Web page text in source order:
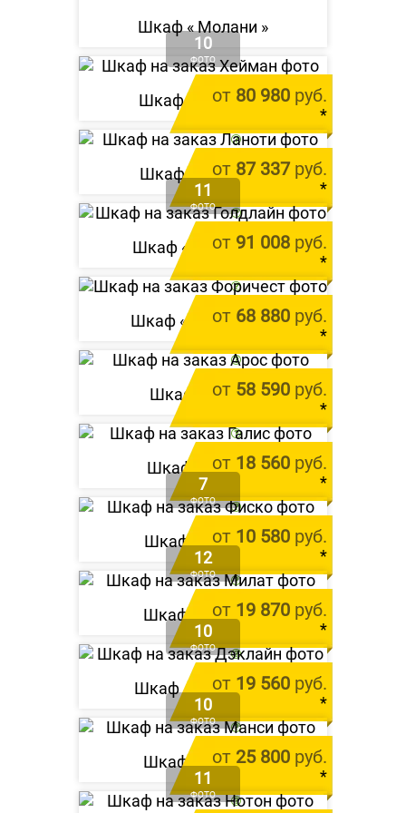
Шкаф «Молани »
10
ФОТО
от 80 980 руб.
*
цена за 1 м.п.
Шкаф « Хейман »
от 87 337 руб.
*
цена за 1 м.п.
Шкаф «Ланоти »
11
ФОТО
от 91 008 руб.
*
цена за 1 м.п.
Шкаф « Голдлайн»
от 68 880 руб.
*
цена за 1 м.п.
Шкаф « Форичест»
от 58 590 руб.
*
цена за 1 м.п.
Шкаф « Арос»
от 18 560 руб.
*
цена за 1 м.п.
Шкаф «Галис»
7
ФОТО
от 10 580 руб.
*
цена за 1 м.п.
Шкаф «Фиско»
12
ФОТО
от 19 870 руб.
*
цена за 1 м.п.
Шкаф «Милат»
10
ФОТО
от 19 560 руб.
*
цена за 1 м.п.
Шкаф «Дэклайн »
10
ФОТО
от 25 800 руб.
*
цена за 1 м.п.
Шкаф «Манси»
11
ФОТО